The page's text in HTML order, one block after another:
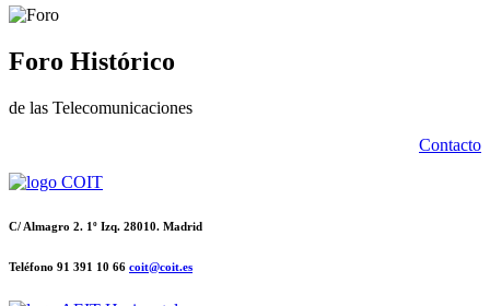
Foro Histórico
de las Telecomunicaciones
Contacto
C/ Almagro 2. 1º Izq. 28010. Madrid
Teléfono 91 391 10 66 coit@coit.es